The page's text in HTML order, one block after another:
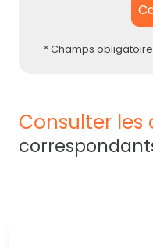
* Champs
consulter